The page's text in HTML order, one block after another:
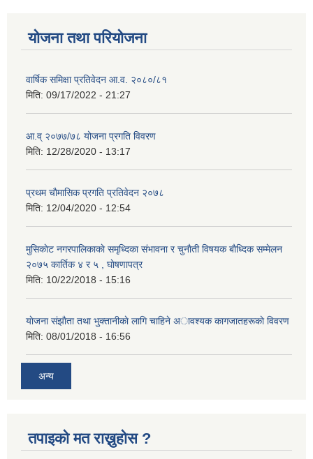
योजना तथा परियोजना
वार्षिक समिक्षा प्रतिवेदन आ.व. २०८०/८१
मिति: 09/17/2022 - 21:27
आ.व् २०७७/७८ योजना प्रगति विवरण
मिति: 12/28/2020 - 13:17
प्रथम चाैमासिक प्रगति प्रतिवेदन २०७८
मिति: 12/04/2020 - 12:54
मुसिकाेट नगरपालिकाकाे समृध्दिका संभावना र चुनाैती विषयक बाैध्दिक सम्मेलन
२०७५ कार्तिक ४ र ५ , घाेषणापत्र
मिति: 10/22/2018 - 15:16
याेजना संझाैता तथा भुक्तानीकाे लागि चाहिने अावश्यक कागजातहरूकाे विवरण
मिति: 08/01/2018 - 16:56
अन्य
तपाइको मत राख्नुहोस ?